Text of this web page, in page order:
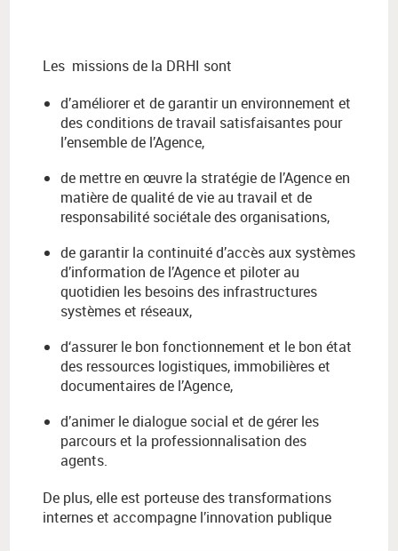
Les missions de la DRHI sont
d’améliorer et de garantir un environnement et
des conditions de travail satisfaisantes pour
l’ensemble de l’Agence,
de mettre en œuvre la stratégie de l’Agence en
matière de qualité de vie au travail et de
responsabilité sociétale des organisations,
de garantir la continuité d’accès aux systèmes
d’information de l’Agence et piloter au
quotidien les besoins des infrastructures
systèmes et réseaux,
d‘assurer le bon fonctionnement et le bon état
des ressources logistiques, immobilières et
documentaires de l’Agence,
d’animer le dialogue social et de gérer les
parcours et la professionnalisation des
agents.
De plus, elle est porteuse des transformations
internes et accompagne l’innovation publique